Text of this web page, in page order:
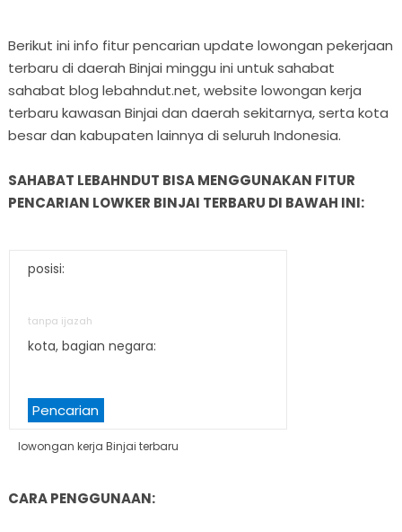
Berikut ini info fitur pencarian update lowongan pekerjaan
terbaru di daerah Binjai minggu ini untuk sahabat
sahabat blog lebahndut.net, website lowongan kerja
terbaru kawasan Binjai dan daerah sekitarnya, serta kota
besar dan kabupaten lainnya di seluruh Indonesia.
SAHABAT LEBAHNDUT BISA MENGGUNAKAN FITUR
PENCARIAN LOWKER BINJAI TERBARU DI BAWAH INI:
posisi:
tanpa ijazah
kota, bagian negara:
Pencarian
lowongan kerja Binjai terbaru
CARA PENGGUNAAN: